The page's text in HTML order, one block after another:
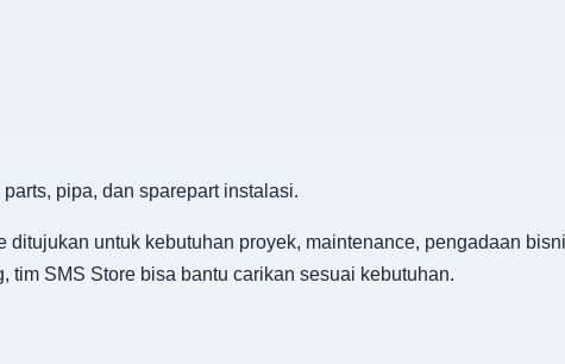
pipa, dan sparepart instalasi.
ditujukan untuk kebutuhan proyek, maintenance, pengadaan
tim SMS Store bisa bantu carikan sesuai kebutuhan.